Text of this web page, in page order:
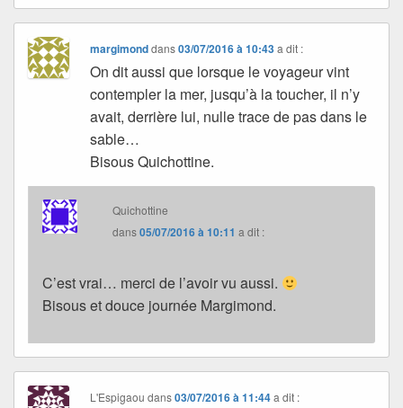
margimonddans03/07/2016 à 10:43 a dit :
On dit aussi que lorsque le voyageur vint
contempler la mer, jusqu’à la toucher, il n’y
avait, derrière lui, nulle trace de pas dans le
sable…
Bisous Quichottine.
Quichottine
dans05/07/2016 à 10:11 a dit :
C’est vrai… merci de l’avoir vu aussi.
Bisous et douce journée Margimond.
L'Espigaou dans03/07/2016 à 11:44 a dit :